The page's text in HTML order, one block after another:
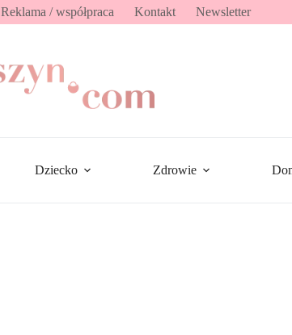
Reklama / współpraca Kontakt Newsletter
Dziecko Zdrowie